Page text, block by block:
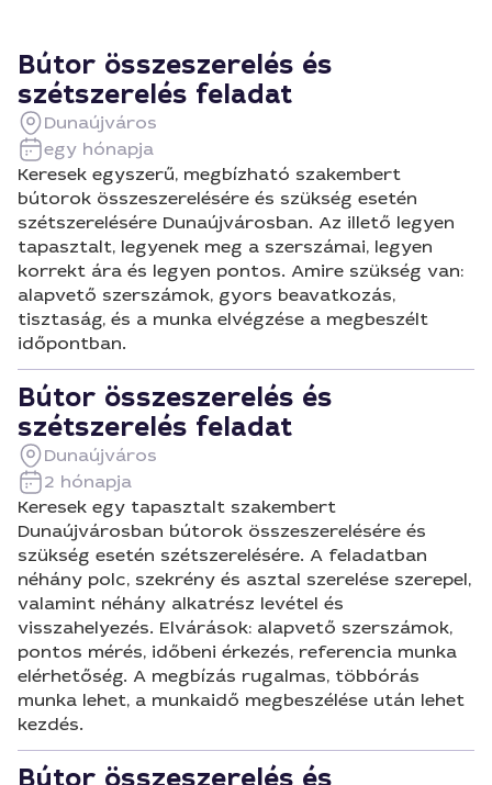
Bútor összeszerelés és
szétszerelés feladat
Dunaújváros
egy hónapja
Keresek egyszerű, megbízható szakembert
bútorok összeszerelésére és szükség esetén
szétszerelésére Dunaújvárosban. Az illető legyen
tapasztalt, legyenek meg a szerszámai, legyen
korrekt ára és legyen pontos. Amire szükség van:
alapvető szerszámok, gyors beavatkozás,
tisztaság, és a munka elvégzése a megbeszélt
időpontban.
Bútor összeszerelés és
szétszerelés feladat
Dunaújváros
2 hónapja
Keresek egy tapasztalt szakembert
Dunaújvárosban bútorok összeszerelésére és
szükség esetén szétszerelésére. A feladatban
néhány polc, szekrény és asztal szerelése szerepel,
valamint néhány alkatrész levétel és
visszahelyezés. Elvárások: alapvető szerszámok,
pontos mérés, időbeni érkezés, referencia munka
elérhetőség. A megbízás rugalmas, többórás
munka lehet, a munkaidő megbeszélése után lehet
kezdés.